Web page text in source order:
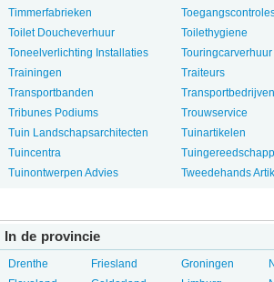
Timmerfabrieken
Toilet Doucheverhuur
Toneelverlichting Installaties
Trainingen
Transportbanden
Tribunes Podiums
Tuin Landschapsarchitecten
Tuincentra
Tuinontwerpen Advies
Toilethygiene
Touringcarverhuur
Traiteurs
Transportbedrijven
Trouwservice
Tuinartikelen
Tweedehands
In de provincie
Drenthe
Friesland
Groningen